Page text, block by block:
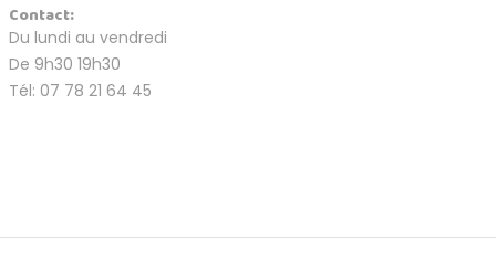
Contact:
Du lundi au vendredi
De 9h30 19h30
Tél: 07 78 21 64 45